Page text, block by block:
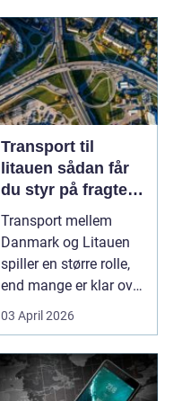
Transport til
litauen sådan får
du styr på fragten
til baltikum
Transport mellem
Danmark og Litauen
spiller en større rolle,
end mange er klar over.
Litauen er et n...
03 April 2026